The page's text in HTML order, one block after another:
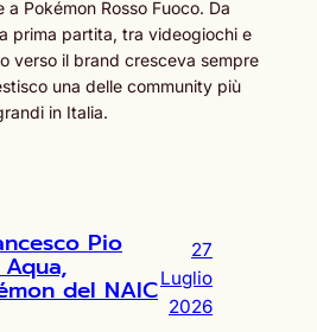
Pokémon Rosso Fuoco. Da
prima partita, tra videogiochi e
verso il brand cresceva sempre
una delle community più
in Italia.
Pio
del NAIC
27
Luglio
2026